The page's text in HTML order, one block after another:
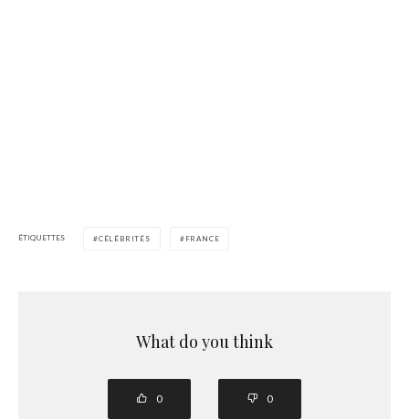
ÉTIQUETTES CÉLÉBRITÉS FRANCE
What do you think
0 0